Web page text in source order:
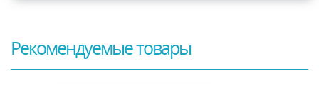
Рекомендуемые товары